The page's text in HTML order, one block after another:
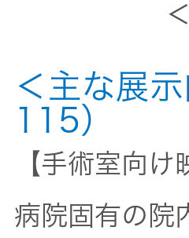
＜主な展
115）
【手術室向
病院固有の院